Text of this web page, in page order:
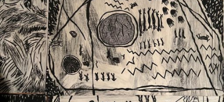
de mayo de 1964. Reconocimiento de personería jurídica:
Resolución 28 del 23 de febrero de 1949, Minjusticia.
Acreditación institucional de alta calidad, 10 años:
Resolución 000194 del 16 de enero del 2025.